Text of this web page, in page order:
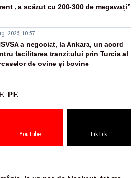
„a scăzut cu 200-300 de megawați”
2026, 10:57
a negociat, la Ankara, un acord
facilitarea tranzitului prin Turcia al
de ovine și bovine
PE
YouTube TikTok